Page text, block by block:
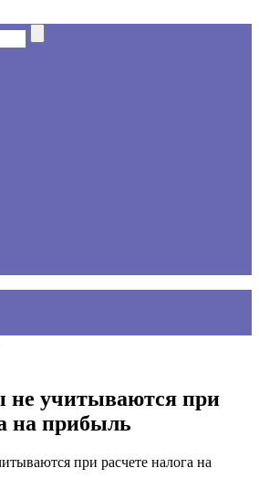
не учитываются при
на прибыль